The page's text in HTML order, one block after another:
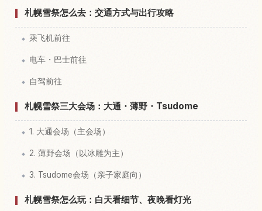
札幌雪祭怎么去：交通方式与出行攻略
乘飞机前往
电车・巴士前往
自驾前往
札幌雪祭三大会场：大通・薄野・Tsudome
1. 大通会场（主会场）
2. 薄野会场（以冰雕为主）
3. Tsudome会场（亲子家庭向）
札幌雪祭怎么玩：白天看细节、夜晚看灯光